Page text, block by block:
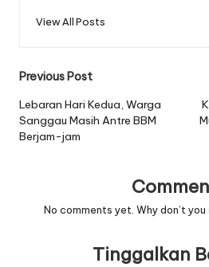
View All Posts
Post
navigation
Previous Post
Lebaran Hari Kedua, Warga
Sanggau Masih Antre BBM
Berjam-jam
No comments yet. Why don’t
Tinggalkan